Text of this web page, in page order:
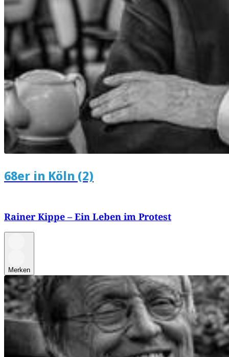
68er in Köln (2)
Rainer Kippe – Ein Leben im Protest
Merken